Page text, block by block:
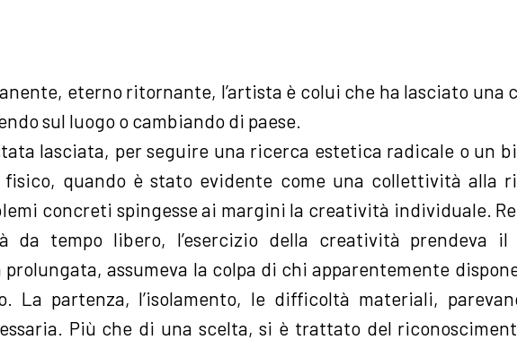
eterno ritornante, l’artista è colui che ha lasciato una
sul luogo o cambiando di paese.
lasciata, per seguire una ricerca estetica radicale o un
fisico, quando è stato evidente come una collettività alla
concreti spingesse ai margini la creatività individuale.
da tempo libero, l’esercizio della creatività prendeva il
prolungata, assumeva la colpa di chi apparentemente
La partenza, l’isolamento, le difficoltà materiali,
Più che di una scelta, si è trattato del